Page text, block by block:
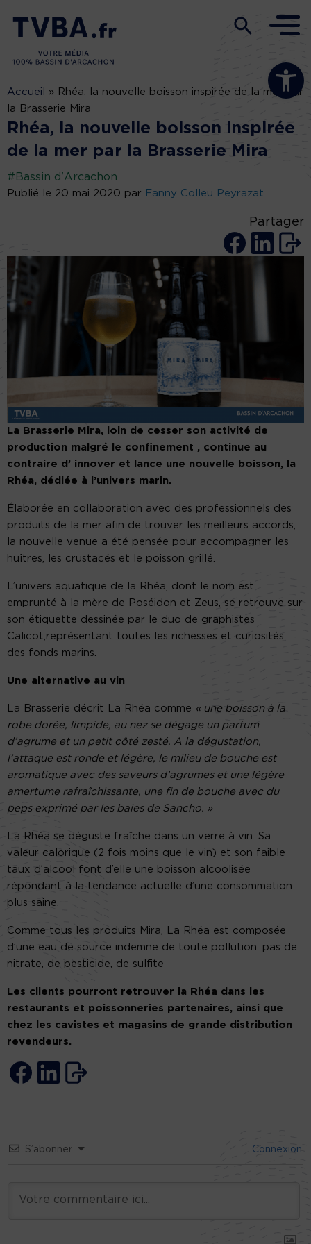
Ouvrir la
Accueil » Rhéa, la nouvelle boisson inspirée de la mer par
la Brasserie Mira
Rhéa, la nouvelle boisson inspirée
de la mer par la Brasserie Mira
#Bassin d'Arcachon
Publié le 20 mai 2020 par Fanny Colleu Peyrazat
Partager
La ​Brasserie Mira, ​loin de ​cesser son activité de
production malgré le confinement , continue au
contraire d’ innover et lance une nouvelle boisson, la​
Rhéa​, dédiée à l’univers marin.
Élaborée en collaboration avec des ​professionnels des
produits de la mer afin de trouver les meilleurs accords,
la nouvelle venue a été pensée pour accompagner les
huîtres, les crustacés et le poisson grillé.
L’univers aquatique de la Rhéa, dont le nom est
emprunté à la mère de Poséidon et Zeus, se retrouve sur
son étiquette dessinée par le duo de graphistes​
Calicot,représentant toutes les richesses et curiosités
des fonds marins.
Une alternative au vin
La Brasserie décrit La Rhéa comme « une boisson à la
robe dorée, limpide, au nez se dégage un parfum
d’agrume et un petit côté zesté. A la dégustation,
l’attaque est ronde et légère, le milieu de bouche est
aromatique avec des saveurs d’agrumes et une légère
amertume rafraîchissante, une fin de bouche avec du
peps exprimé par les baies de Sancho. »
La Rhéa se déguste fraîche dans un verre à vin​. Sa
valeur calorique (2 fois moins que le vin) et son faible
taux d’alcool font d’elle une boisson alcoolisée
répondant à la tendance actuelle d’une consommation
plus​ saine​.
Comme tous les produits Mira, La Rhéa est composée
d’une eau de source​ indemne de toute pollution: pas de
nitrate, de pesticide, de sulfite
Les clients pourront retrouver ​la Rhéa dans les ​
restaurants et poissonneries partenaires, ainsi que
chez les cavistes et magasins de grande distribution
revendeurs.
S’abonner Connexion